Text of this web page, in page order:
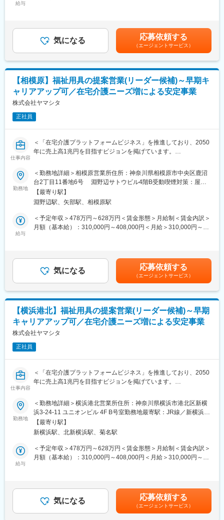
システム開発技術によるITツールを活かした商材で顧客の業務負
担を軽減。多くの顧客から選ばれるだけでなく、自社の業務効率
化や残業削減にも繋がっています。
お客様と長期的な関係を築き、安定したワークライフバランスで
家族・仕事の両方をも大切に腰を据えて働くことを実現できる環
境だった！等の声が多数ございます
変更の範囲：会社の定める業務
宅で医師と往診同行を実施している店舗や自主的な勉強会を実施
している店舗などございます。
保険調剤薬局業務全般（調剤、服薬指導、薬歴管理）を日々の業
務として行ないます。
受付とレセプトコンピューターへの入力は医療事務職が行ないま
すので、調剤・監査・投薬といった薬剤師が本来行う業務に集中
できる環境になっています。
また、患者様と話をする中で、治療や薬に対し不安が残らないよ
うな服薬指導を心がけています。
舗で統一し、錠剤・散剤分包機等の導入や薬歴入力・在宅用タブ
レットの使用などICT活用を積極的に行っています。
■配属店舗：
船子店には常時8名程度の薬剤師が在籍しており、他店舗では1～
2名体制で運営されています。チームでの連携を大切にしながら、
地域に根差した医療サービスを提供しています。
■勤務形態：
店舗ごとにシフト制を採用しており、以下の勤務時間パターンが
(3) 10:00～18:40 / 現在この時間のシフトは稼働しておりません。
向に応じたキャリア形成が可能です。薬剤師としての専門性を深
めながら、多様な分野での活躍が期待されています。
変更の範囲：会社の定める業務
給与
当:上限50,000円（実費支給）・なかよし会費:▲1,500円（控除）
賃金はあくまでも目安の金額であり、選考を通じて上下する可能
性があります。月給(月額)は固定手当を含めた表記です。
気になる 応募依頼する
（エージェントサービス）
【相模原】福祉用具の提案営業(リーダー候補)～早期キ
ャリアアップ可／在宅介護ニーズ増による安定事業
株式会社ヤマシタ
正社員
仕事内容
＜「在宅介護プラットフォームビジネス」を推進しており、2050
年に売上高1兆円を目指すビジョンを掲げています。
を計画しています。＞
■業務内容：【変更の範囲：会社の定める業務】
・居宅介護支援事業者等に福祉用具のレンタル・販売の営業
・利用者に最適な用具の選定、納品、相談対応
・商材は、介護ベッド関連用具、移動関連用具（車いす、歩行器
など）、入浴関連用品、排泄関連用品生活関連用品
・住宅改修（手すりの設置など）のプランニング
営業先はケアマネジャーとなり、ケアマネジャーからの紹介で一
般ユーザー（個人の方々）への福祉用具の選定・相談を行いま
す。
(3)納品後に最適に用具が利用されているか、アフターフォローま
で実施
ケアマネジャーとの信頼関係を構築していく営業活動です。
を発掘し、提案営業を行います。
※福祉用具…介護ベッド関連用具、歩行器、入浴関連用品等
■魅力
仕事のやりがいがより良いご利用者様の体験を実現できるという
・DX：業務プロセスの改善により、生産性を向上し、働きやすい
環境の実現
・ビジネスモデルの変革：10万人のご利用者様のデータを蓄積
し、予防や予知へサービス展開
確化、年4回の昇給など)
また、男性も3割以上の方が育休を取得しており、お休みが取りや
すい環境です。
勤務地
＜勤務地詳細＞相模原営業所住所：神奈川県相模原市中央区鹿沼
台2丁目11番地6号 淵野辺サトウビル4階B受動喫煙対策：屋内
全面禁煙変更の範囲：会社の定める事業所（リモートワーク含
む）
【最寄り駅】
淵野辺駅、矢部駅、相模原駅
給与
＜予定年収＞478万円～628万円＜賃金形態＞月給制＜賃金内訳＞
月額（基本給）：310,000円～408,000円＜月給＞310,000円～
までも目安の金額であり、選考を通じて上下する可能性がありま
す。月給(月額)は固定手当を含めた表記です。
気になる 応募依頼する
（エージェントサービス）
【横浜港北】福祉用具の提案営業(リーダー候補)～早期
キャリアアップ可／在宅介護ニーズ増による安定事業
株式会社ヤマシタ
正社員
仕事内容
＜「在宅介護プラットフォームビジネス」を推進しており、2050
年に売上高1兆円を目指すビジョンを掲げています。
を計画しています。＞
■業務内容：【変更の範囲：会社の定める業務】
・居宅介護支援事業者等に福祉用具のレンタル・販売の営業
・利用者に最適な用具の選定、納品、相談対応
・商材は、介護ベッド関連用具、移動関連用具（車いす、歩行器
など）、入浴関連用品、排泄関連用品生活関連用品
・住宅改修（手すりの設置など）のプランニング
営業先はケアマネジャーとなり、ケアマネジャーからの紹介で一
般ユーザー（個人の方々）への福祉用具の選定・相談を行いま
す。
勤務地
＜勤務地詳細＞横浜港北営業所住所：神奈川県横浜市港北区新横
浜3-24-11 ユニオンビル 4F B号室勤務地最寄駅：JR線／新横浜駅
駅受動喫煙対策：屋内全面禁煙変更の範囲：本文参照
【最寄り駅】
新横浜駅、北新横浜駅、菊名駅
給与
＜予定年収＞478万円～628万円＜賃金形態＞月給制＜賃金内訳＞
月額（基本給）：310,000円～408,000円＜月給＞310,000円～
までも目安の金額であり、選考を通じて上下する可能性がありま
す。月給(月額)は固定手当を含めた表記です。
気になる 応募依頼する
（エージェントサービス）